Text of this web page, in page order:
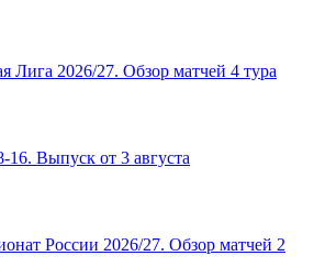
Лига 2026/27. Обзор матчей 4 тура
Выпуск от 3 августа
России 2026/27. Обзор матчей 2